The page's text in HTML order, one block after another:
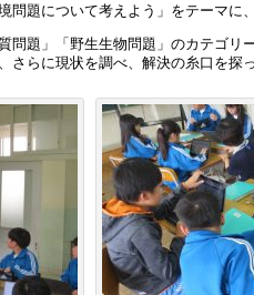
問題について考えよう」をテーマに
問題」「野生生物問題」のカテゴ
らに現状を調べ、解決の糸口を探